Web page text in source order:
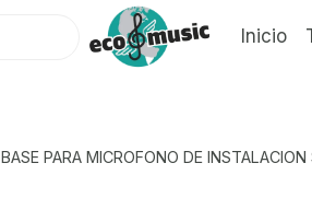
Inicio
BASE PARA MICROFONO DE